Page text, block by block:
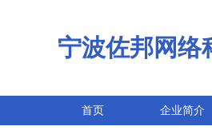
宁波佐邦网络
首页 企业简介